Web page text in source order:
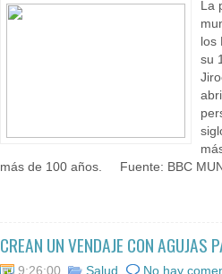
La
los
su
más de 100 años. Fuente: BBC
CREAN UN VENDAJE CON AGUJAS
9:26:00 Salud No hay